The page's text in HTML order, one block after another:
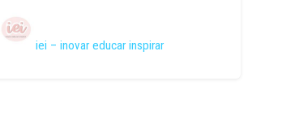
iei – inovar educar inspirar